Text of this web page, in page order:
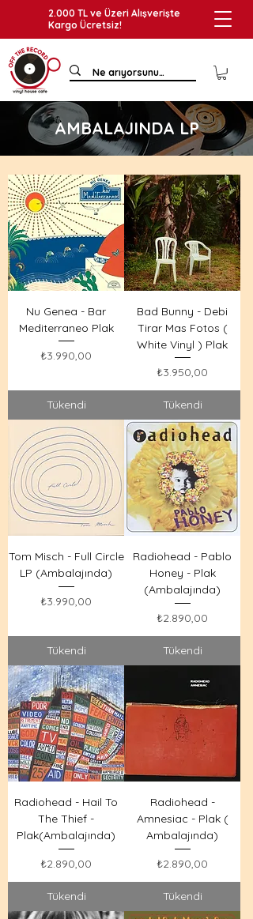
2.000 TL ve Üzeri Alışverişte
Kargo Ücretsiz!
AMBALAJINDA LP
Nu Genea - Bar
Mediterraneo Plak
Fiyat
₺3.990,00
Tükendi
Bad Bunny - Debi
Tirar Mas Fotos (
White Vinyl ) Plak
Fiyat
₺3.950,00
Tükendi
Tom Misch - Full Circle
LP (Ambalajında)
Fiyat
₺3.990,00
Tükendi
Radiohead - Pablo
Honey - Plak
(Ambalajında)
Fiyat
₺2.890,00
Tükendi
Radiohead - Hail To
The Thief -
Plak(Ambalajında)
Fiyat
₺2.890,00
Tükendi
Radiohead -
Amnesiac - Plak (
Ambalajında)
Fiyat
₺2.890,00
Tükendi